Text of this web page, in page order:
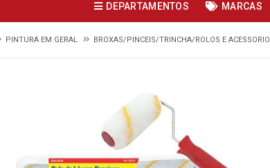
DEPARTAMENTOS MARCAS
PINTURA EM GERAL BROXAS/PINCEIS/TRINCHA/ROLOS E ACESSORIO